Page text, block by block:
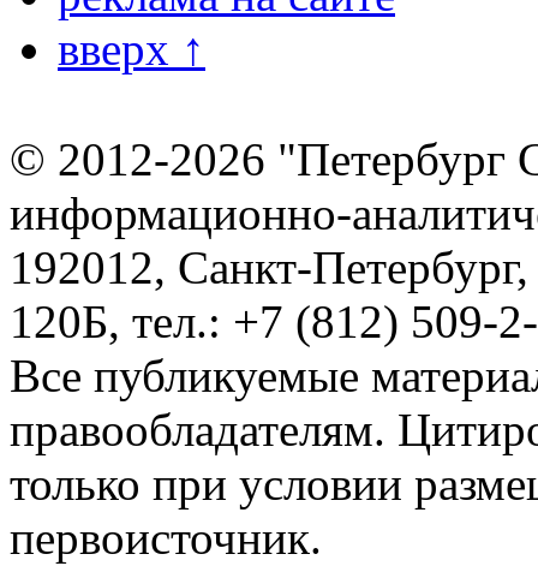
вверх ↑
© 2012-2026 "Петербург
информационно-
192012, Санкт-
120Б, тел.: +7 (812) 509-
Все публикуемые
правообладателям.
только при условии
первоисточник.